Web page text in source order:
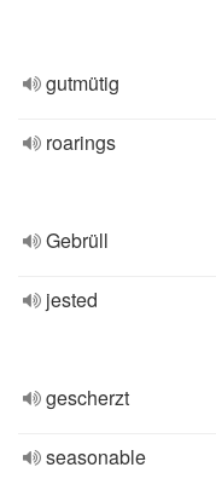
gutmütig
roarings
Gebrüll
jested
gescherzt
seasonable